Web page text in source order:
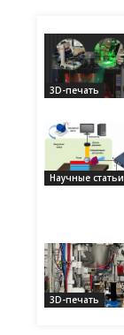
3D-печать
Научные статьи
3D-печать